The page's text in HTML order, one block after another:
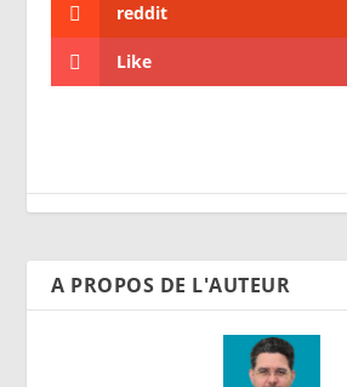
reddit
Like
A PROPOS DE L'AUTEUR